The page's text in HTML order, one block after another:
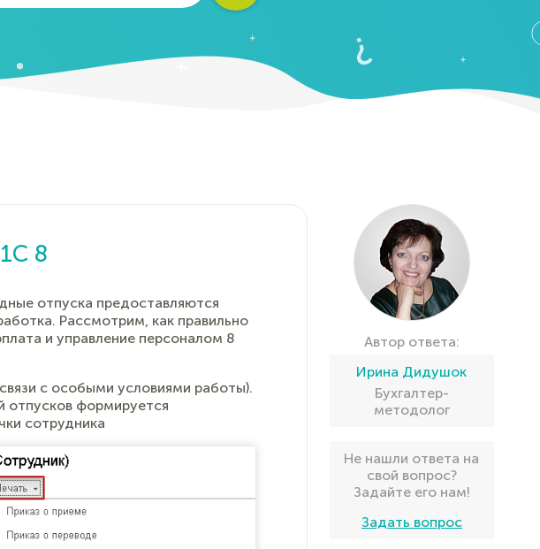
8
отпуска предоставляются
Рассмотрим, как правильно
и управление персоналом 8
с особыми условиями работы).
отпусков формируется
сотрудника
Автор ответа:
Ирина Дидушок
Бухгалтер-
методолог
Не нашли ответа на
свой вопрос?
Задайте его нам!
Задать вопрос